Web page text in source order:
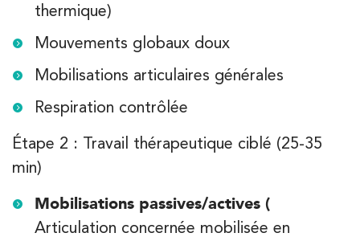
thermique)
Mouvements globaux doux
Mobilisations articulaires générales
Respiration contrôlée
Étape 2 : Travail thérapeutique ciblé (25-35
min)
Mobilisations passives/actives (
Articulation concernée mobilisée en